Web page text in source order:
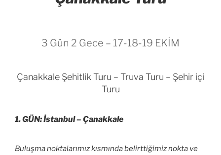
3 Gün 2 Gece – 17-18-19 EKİM
Çanakkale Şehitlik Turu – Truva Turu – Şehir içi
Turu
1. GÜN: İstanbul – Çanakkale
Buluşma noktalarımız kısmında belirttiğimiz nokta ve